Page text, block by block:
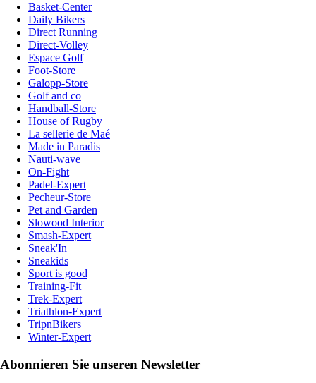
Basket-Center
Daily Bikers
Direct Running
Direct-Volley
Espace Golf
Foot-Store
Galopp-Store
Golf and co
Handball-Store
House of Rugby
La sellerie de Maé
Made in Paradis
Nauti-wave
On-Fight
Padel-Expert
Pecheur-Store
Pet and Garden
Slowood Interior
Smash-Expert
Sneak'In
Sneakids
Sport is good
Training-Fit
Trek-Expert
Triathlon-Expert
TripnBikers
Winter-Expert
Abonnieren Sie unseren Newsletter